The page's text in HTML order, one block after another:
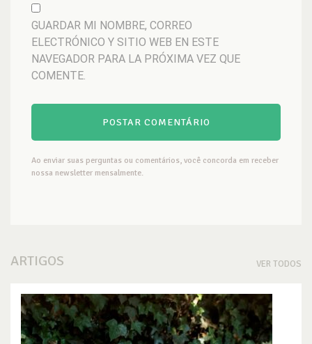
GUARDAR MI NOMBRE, CORREO
ELECTRÓNICO Y SITIO WEB EN ESTE
NAVEGADOR PARA LA PRÓXIMA VEZ QUE
COMENTE.
Ao enviar suas perguntas ou comentários, você concorda em receber
nossa newsletter mensalmente.
ARTIGOS VER TODOS